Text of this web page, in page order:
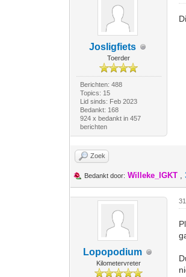
Josligfiets
Toerder
Berichten: 488
Topics: 15
Lid sinds: Feb 2023
Bedankt: 168
924 x bedankt in 457
berichten
Zoek
Bedankt door: Willeke_IGKT ,
Lopopodium
Kilometervreter